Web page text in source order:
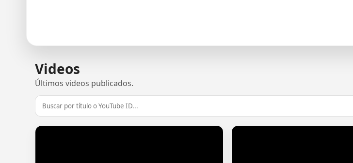
Videos
Últimos videos publicados.